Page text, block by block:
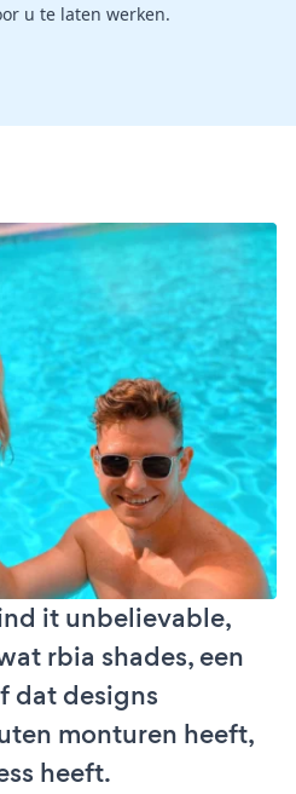
u te laten werken.
it unbelievable,
rbia shades, een
dat designs
monturen heeft,
heeft.